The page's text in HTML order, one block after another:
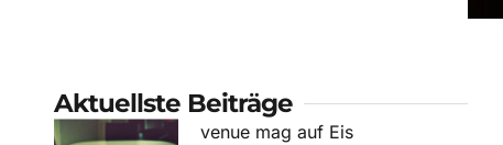
Aktuellste Beiträge
venue mag auf Eis